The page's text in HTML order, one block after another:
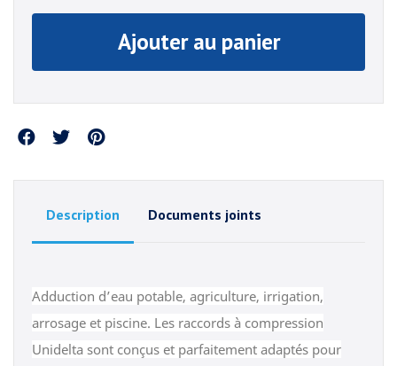
Ajouter au panier
Partager
Description Documents joints
Adduction d’eau potable, agriculture, irrigation,
arrosage et piscine. Les raccords à compression
Unidelta sont conçus et parfaitement adaptés pour